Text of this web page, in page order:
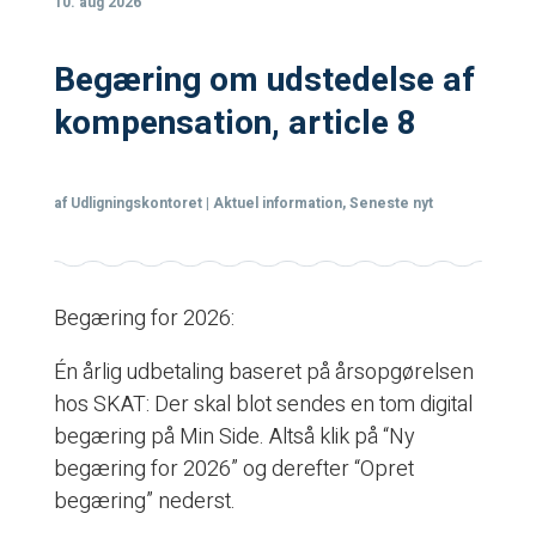
Begæring om udstedelse af
kompensation, article 8
af Udligningskontoret| Aktuel information,Seneste nyt
Begæring for 2026:
Én årlig udbetaling baseret på årsopgørelsen
hos SKAT: Der skal blot sendes en tom digital
begæring på Min Side. Altså klik på “Ny
begæring for 2026” og derefter “Opret
begæring” nederst.